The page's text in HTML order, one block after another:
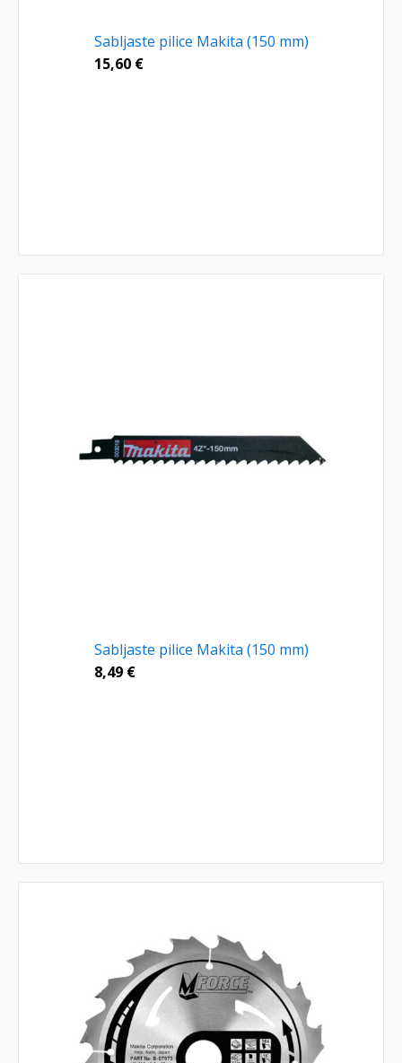
Sabljaste pilice Makita (150 mm)
15,60 €
Sabljaste pilice Makita (150 mm)
8,49 €